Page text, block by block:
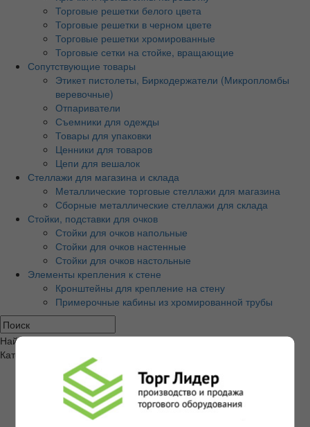
Торговые решетки белого цвета
Торговые решетки в черном цвете
Торговые решетки хромированные
Торговые сетки на стойке, вращающие
Сопутствующие товары
Этикет пистолеты, Биркодержатели (Микропломбы
веревочные)
Отпариватели
Съемники для одежды
Товары для упаковки
Ценники для товаров
Цепи для вешалок
Стеллажи для магазина и склада
Металлические торговые стеллажи для магазина
Сборные металлические стеллажи для склада
Стойки, подставки для очков
Стойки для очков напольные
Стойки для очков настенные
Стойки для очков настольные
Элементы крепления к стене
Кронштейны для крепление на стену
Примерочные кабины из хромированной трубы
Найти
Категории товаров
Экономпанели и аксессуары